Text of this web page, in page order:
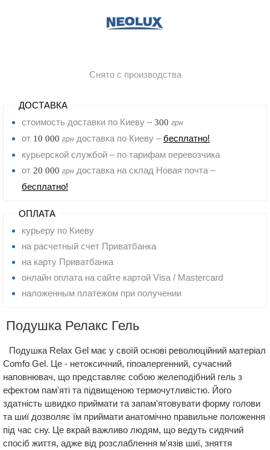
Снято с производства
ДОСТАВКА
стоимость доставки по Киеву –300 грн
от 10 000 грн доставка по Киеву –бесплатно!
курьерской службой – по тарифам перевозчика
от 20 000 грн доставка на склад Новая почта –
бесплатно!
ОПЛАТА
курьеру по Киеву
на расчетный счет Приватбанка
на карту Приватбанка
онлайн оплата на сайте картой Visa / Mastercard
наложенным платежом при получении
Подушка Релакс Гель
Подушка Relax Gel має у своїй основі революційний матеріал
Comfo Gel. Це - нетоксичний, гіпоалергенний, сучасний
наповнювач, що представляє собою желеподібний гель з
ефектом пам'яті та підвищеною термочутливістю. Його
здатність швидко приймати та запам'ятовувати форму голови
та шиї дозволяє їм приймати анатомічно правильне положення
під час сну. Це вкрай важливо людям, що ведуть сидячий
спосіб життя, адже від розслаблення м'язів шиї, зняття